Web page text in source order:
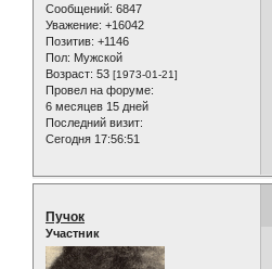
Сообщений: 6847
Уважение: +16042
Позитив: +1146
Пол: Мужской
Возраст: 53 [1973-01-21]
Провел на форуме:
6 месяцев 15 дней
Последний визит:
Сегодня 17:56:51
Пучок
Участник